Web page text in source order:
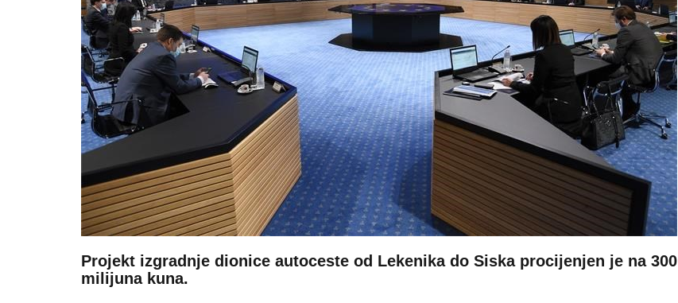
Projekt izgradnje dionice autoceste od Lekenika do Siska procijenjen je na 300
milijuna kuna.